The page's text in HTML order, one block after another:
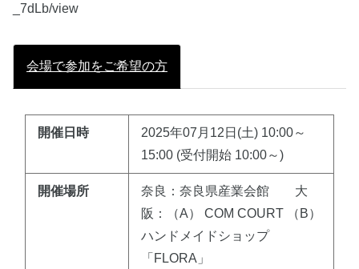
_7dLb/view
会場で参加をご希望の方
開催日時
2025年07月12日(土) 10:00～
15:00 (受付開始 10:00～)
開催場所
奈良：奈良県産業会館 大
阪：（A） COM COURT （B）
ハンドメイドショップ
「FLORA」